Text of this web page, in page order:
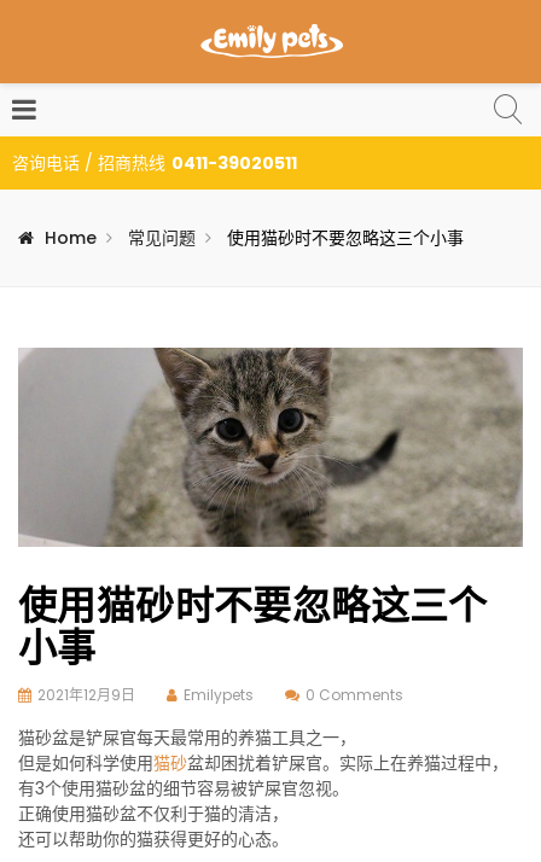
咨询电话 / 招商热线 0411-39020511
Home 常见问题 使用猫砂时不要忽略这三个小事
使用猫砂时不要忽略这三个
小事
2021年12月9日 Emilypets 0 Comments
猫砂盆是铲屎官每天最常用的养猫工具之一，
但是如何科学使用猫砂盆却困扰着铲屎官。实际上在养猫过程中，
有3个使用猫砂盆的细节容易被铲屎官忽视。
正确使用猫砂盆不仅利于猫的清洁，
还可以帮助你的猫获得更好的心态。